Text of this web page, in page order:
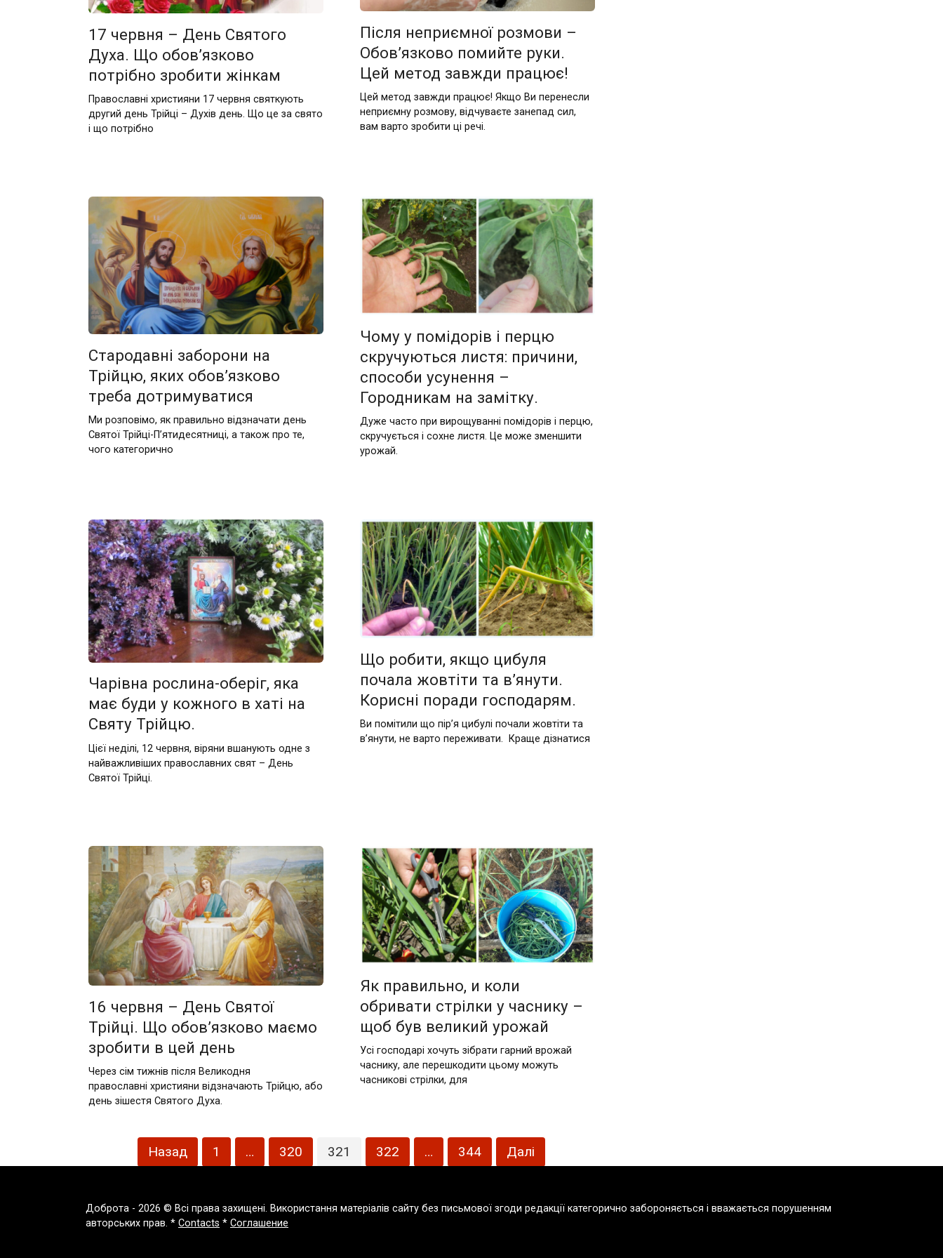
17 червня – День Святого
Духа. Що обов’язково
потрібно зробити жінкам
Православні християни 17 червня святкують
другий день Трійці – Духів день. Що це за свято
і що потрібно
Після неприємної розмови –
Обов’язково помийте руки.
Цей метод завжди працює!
Цей метод завжди працює! Якщо Ви перенесли
непpиємну розмову, відчуваєте занепад сил,
вам варто зробити ці речі.
Стародавні заборони на
Трійцю, яких обов’язково
треба дотримуватися
Ми розповімо, як правильно відзначати день
Святої Трійці-П’ятидесятниці, а також про те,
чого категорично
Чому у помідорів і перцю
скручуються листя: причини,
способи усунення –
Городникам на замітку.
Дуже часто при вирощуванні помідорів і перцю,
скручується і сохне листя. Це може зменшити
урожай.
Чарівна рослина-оберіг, яка
має буди у кожного в хаті на
Святу Трійцю.
Цієї неділі, 12 червня, віряни вшанують одне з
найважливіших православних свят – День
Святої Трійці.
Що робити, якщо цибуля
почала жовтіти та в’янути.
Корисні поради господарям.
Ви помітили що пір’я цибулі почали жовтіти та
в’янути, не варто переживати. Краще дізнатися
16 червня – День Святої
Трійці. Що обов’язково маємо
зробити в цей день
Через сім тижнів після Великодня
православні християни відзначають Трійцю, або
день зішестя Святого Духа.
Як правильно, и коли
обривати стрілки у часнику –
щоб був великий урожай
Усі господарі хочуть зібрати гарний врожай
часнику, але перешкодити цьому можуть
часникові стрілки, для
Назад 1 … 320 321 322 … 344 Далі
Доброта - 2026 © Всі права захищені. Використання матеріалів сайту без письмової згоди редакції категорично забороняється і вважається порушенням
авторських прав. * Contacts * Соглашение